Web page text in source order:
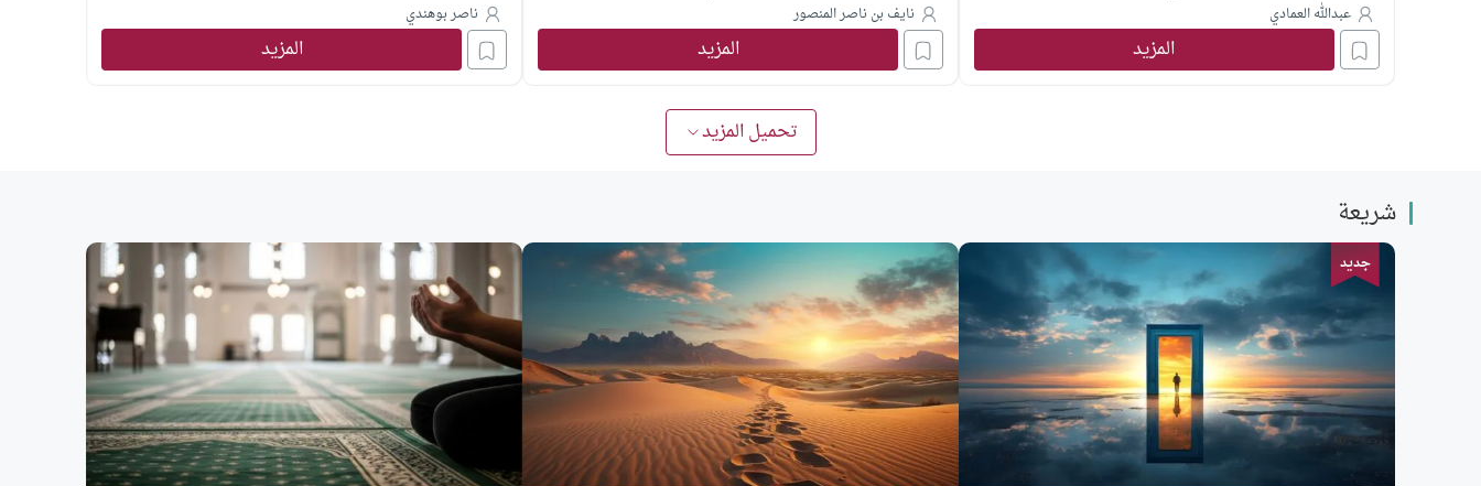
عبدالله العمادي
المزيد
نايف بن ناصر المنصور
المزيد
ناصر بوهندي
المزيد
تحميل المزيد
شريعة